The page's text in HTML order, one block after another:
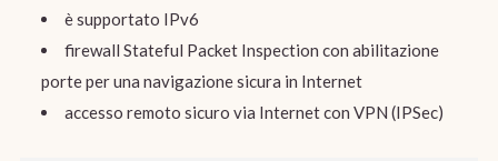
è supportato IPv6
firewall Stateful Packet Inspection con abilitazione
porte per una navigazione sicura in Internet
accesso remoto sicuro via Internet con VPN (IPSec)